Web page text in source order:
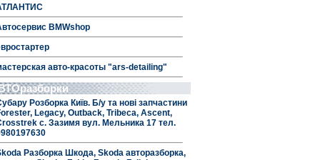
BMWshop
авто-красоты "ars-detailing"
Розборка Київ. Б/у та нові запчастини
Legacy, Outback, Tribeca, Ascent,
с. Зазимя вул. Мельника 17 тел.
Разборка Шкода, Skoda авторазборка,